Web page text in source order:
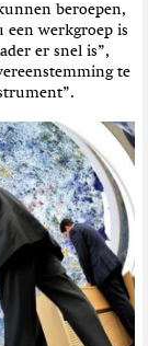
beroepen,
een werkgroep is
er snel is”,
te